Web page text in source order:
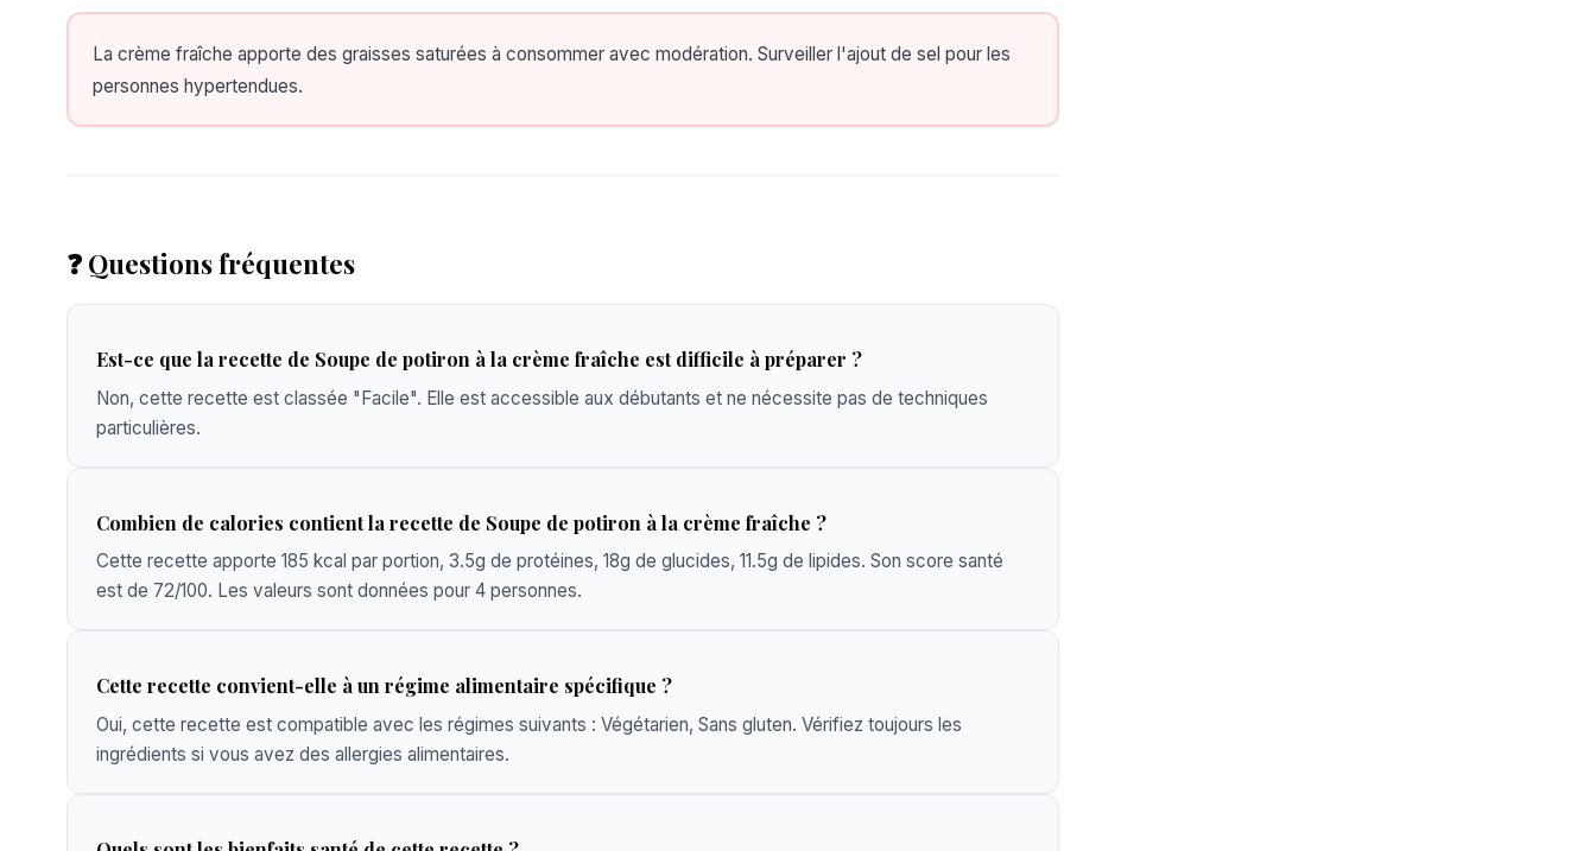
La crème fraîche apporte des graisses saturées à consommer avec modération. Surveiller l'ajout de sel pour les
personnes hypertendues.
❓ Questions fréquentes
Est-ce que la recette de Soupe de potiron à la crème fraîche est difficile à préparer ?
Non, cette recette est classée "Facile". Elle est accessible aux débutants et ne nécessite pas de techniques
particulières.
Combien de calories contient la recette de Soupe de potiron à la crème fraîche ?
Cette recette apporte 185 kcal par portion, 3.5g de protéines, 18g de glucides, 11.5g de lipides. Son score santé
est de 72/100. Les valeurs sont données pour 4 personnes.
Cette recette convient-elle à un régime alimentaire spécifique ?
Oui, cette recette est compatible avec les régimes suivants : Végétarien, Sans gluten. Vérifiez toujours les
ingrédients si vous avez des allergies alimentaires.